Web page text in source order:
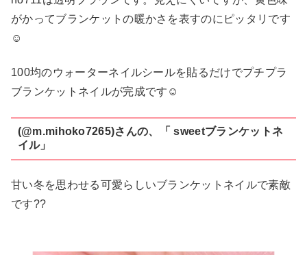
がかってブランケットの暖かさを表すのにピッタリです
☺︎
100均のウォーターネイルシールを貼るだけでプチプラ
ブランケットネイルが完成です☺︎
(@m.mihoko7265)さんの、「 sweetブランケットネ
イル」
甘い冬を思わせる可愛らしいブランケットネイルで素敵
です??